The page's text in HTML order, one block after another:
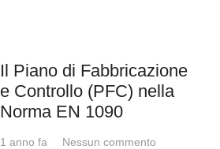
Il Piano di Fabbricazione
e Controllo (PFC) nella
Norma EN 1090
1 anno fa Nessun commento